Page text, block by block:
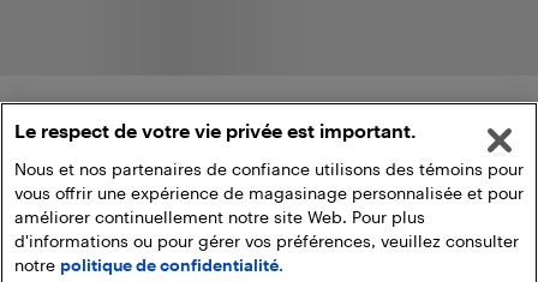
Le respect de votre vie privée est important.
Nous et nos partenaires de confiance utilisons des témoins pour
vous offrir une expérience de magasinage personnalisée et pour
améliorer continuellement notre site Web. Pour plus
d'informations ou pour gérer vos préférences, veuillez consulter
notre politique de confidentialité.